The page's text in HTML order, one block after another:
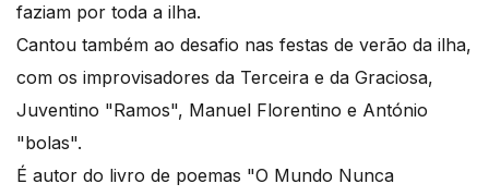
faziam por toda a ilha.
Cantou também ao desafio nas festas de verão da ilha,
com os improvisadores da Terceira e da Graciosa,
Juventino "Ramos", Manuel Florentino e António
"bolas".
É autor do livro de poemas "O Mundo Nunca